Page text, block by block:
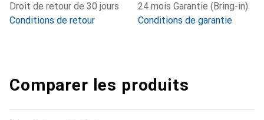
Droit de retour de 30 jours
Conditions de retour
24 mois Garantie (Bring-in)
Conditions de garantie
Comparer les produits